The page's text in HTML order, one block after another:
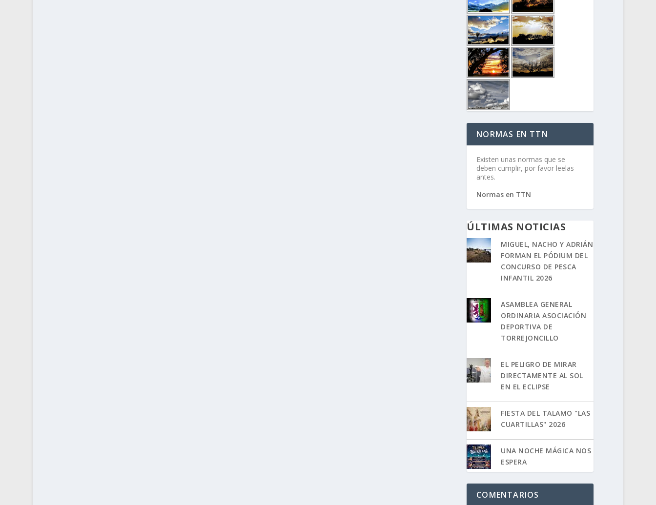
NORMAS EN TTN
Existen unas normas que se
deben cumplir, por favor leelas
antes.
Normas en TTN
ÚLTIMAS NOTICIAS
MIGUEL, NACHO Y ADRIÁN
FORMAN EL PÓDIUM DEL
CONCURSO DE PESCA
INFANTIL 2026
ASAMBLEA GENERAL
ORDINARIA ASOCIACIÓN
DEPORTIVA DE
TORREJONCILLO
EL PELIGRO DE MIRAR
DIRECTAMENTE AL SOL
EN EL ECLIPSE
FIESTA DEL TALAMO "LAS
CUARTILLAS" 2026
UNA NOCHE MÁGICA NOS
ESPERA
COMENTARIOS